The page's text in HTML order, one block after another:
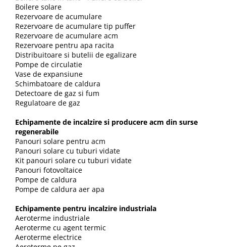
Ventilatie si climatizare
Aparate de aer conditionat
Perdele de aer
Ventiloconvectoare si sisteme VRF
Chillere
Rooftop-uri pentru racire si
incalzire
Unitati motocondensante
Sisteme evaporative de climatizare
Ventilatoare pentru baie
Ventilatoare pentru tubulatura
Filtrare si odorizare aer
Recuperatoare de caldura
Accesorii echipamente de
ventilatie si climatizare
Boilere solare
Rezervoare de acumulare
Rezervoare de acumulare tip puffer
Rezervoare de acumulare acm
Rezervoare pentru apa racita
Distribuitoare si butelii de egalizare
Pompe de circulatie
Vase de expansiune
Schimbatoare de caldura
Detectoare de gaz si fum
Regulatoare de gaz
Echipamente de incalzire si producere acm din surse
regenerabile
Panouri solare pentru acm
Panouri solare cu tuburi vidate
Kit panouri solare cu tuburi vidate
Panouri fotovoltaice
Pompe de caldura
Pompe de caldura aer apa
Echipamente pentru incalzire industriala
Aeroterme industriale
Aeroterme cu agent termic
Aeroterme electrice